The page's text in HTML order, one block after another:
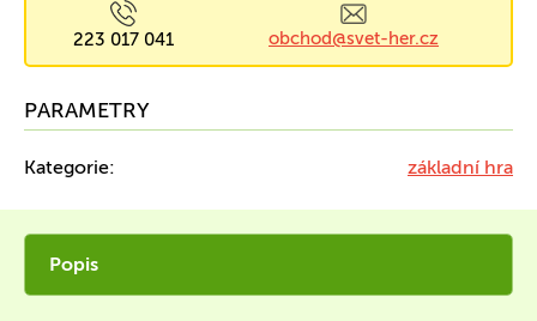
223 017 041 obchod@svet-her.cz
PARAMETRY
Kategorie: základní hra
Popis